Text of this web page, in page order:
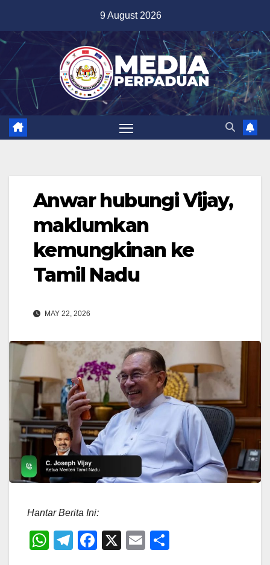
content
9 August 2026
Anwar hubungi Vijay,
maklumkan
kemungkinan ke
Tamil Nadu
MAY 22, 2026
Hantar Berita Ini:
W
T
F
X
E